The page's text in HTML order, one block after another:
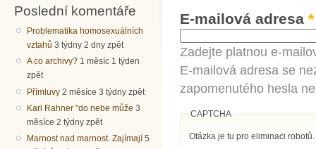
Poslední komentáře
Problematika homosexuálních
vztahů 3 týdny 2 dny zpět
A co archivy? 1 měsíc 1 týden
zpět
Přímluvy 2 měsíce 3 týdny zpět
Karl Rahner "do nebe může 3
měsíce 2 týdny zpět
Marnost nad marnost. Zajímají 5
E-mailová adresa *
Zadejte platnou e-
E-mailová adresa se
zapomenutého hesla
CAPTCHA
Otázka je tu pro eliminaci robotů.